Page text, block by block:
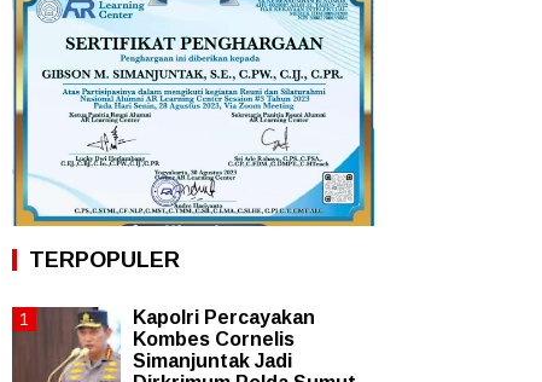
TERPOPULER
Kapolri Percayakan
Kombes Cornelis
Simanjuntak Jadi